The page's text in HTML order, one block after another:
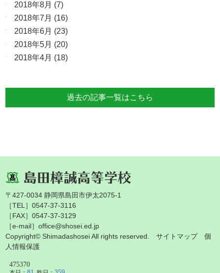
2018年8月 (7)
2018年7月 (16)
2018年6月 (23)
2018年5月 (20)
2018年4月 (18)
過去の記事一覧はこちら
〒427-0034 静岡県島田市伊太2075-1
［TEL］0547-37-3116
［FAX］0547-37-3129
［e-mail］office@shosei.ed.jp
Copyright© Shimadashosei All rights reserved.サイトマップ
個
人情報保護